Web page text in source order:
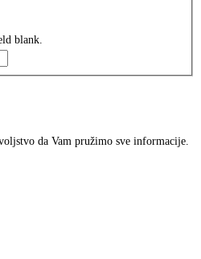
blank.
da Vam pružimo sve informacije.